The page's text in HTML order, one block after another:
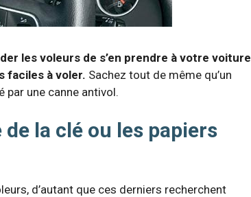
les voleurs de s’en prendre à votre voiture
faciles à voler. Sachez tout de même qu’un
une canne antivol.
la clé ou les papiers
d’autant que ces derniers recherchent